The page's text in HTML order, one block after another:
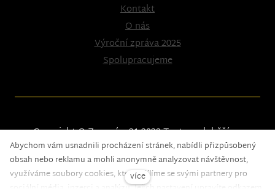
Kontakt
O nás
Výroční zpráva 2025
Spolupracujeme
Copyright © Znesnáze21 2023Tento web běží na
solidpixels.
Abychom vám usnadnili procházení stránek, nabídli přizpůsobený
obsah nebo reklamu a mohli anonymně analyzovat návštěvnost,
využíváme soubory cookies, které sdílíme se svými partnery pro
více